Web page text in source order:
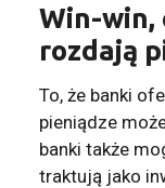
Win-win,
rozdają
To, że banki
pieniądze
banki także
traktują jako